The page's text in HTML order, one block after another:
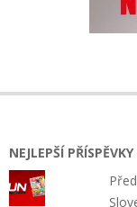
NEJLEPŠÍ PŘÍSPĚVKY